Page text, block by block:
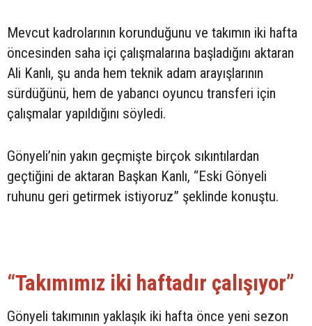
Mevcut kadrolarının korunduğunu ve takımın iki hafta
öncesinden saha içi çalışmalarına başladığını aktaran
Ali Kanlı, şu anda hem teknik adam arayışlarının
sürdüğünü, hem de yabancı oyuncu transferi için
çalışmalar yapıldığını söyledi.
Gönyeli’nin yakın geçmişte birçok sıkıntılardan
geçtiğini de aktaran Başkan Kanlı, “Eski Gönyeli
ruhunu geri getirmek istiyoruz” şeklinde konuştu.
“Takımımız iki haftadır çalışıyor”
Gönyeli takımının yaklaşık iki hafta önce yeni sezon